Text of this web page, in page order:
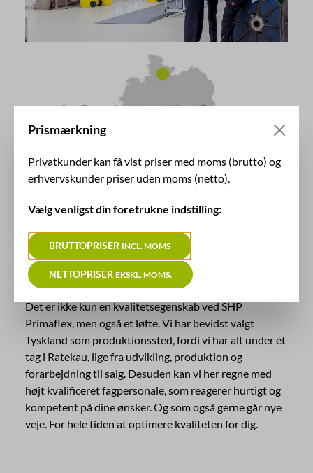
Vi fremstiller vores produkter i Tyskland.
Af overbevisning. Og af kvalitetsmæssige årsager.
Det er ikke kun en kvalitetsegenskab ved SHP
Primaflex, men også et løfte. Vi har bevidst valgt
Tyskland som produktionssted, fordi vi har alt under ét
tag i Ratekau, lige fra udvikling, produktion og
forarbejdning til salg. Desuden kan vi her regne med
højt kvalificeret fagpersonale, som reagerer hurtigt og
kompetent på dine ønsker. Og som også gerne går nye
veje. For hele tiden at optimere kvaliteten for dig.
Prismærkning
Privatkunder kan få vist priser med moms (brutto) og
erhvervskunder priser uden moms (netto).
Vælg venligst din foretrukne indstilling:
BRUTTOPRISER INCL. MOMS
NETTOPRISER EKSKL. MOMS.